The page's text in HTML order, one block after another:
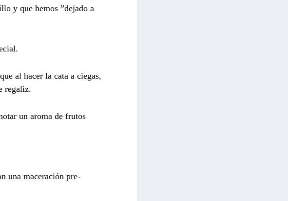
y que hemos ”dejado a
al hacer la cata a ciegas,
regaliz.
un aroma de frutos
una maceración pre-